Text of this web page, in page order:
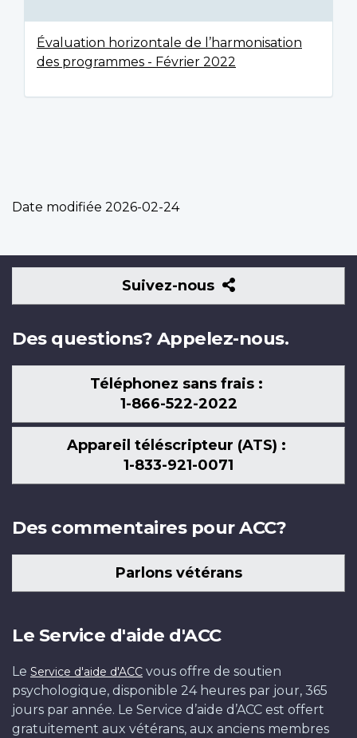
Évaluation horizontale de l’harmonisation
des programmes - Février 2022
Date modifiée 2026-02-24
Suivez-nous
Suivez-
nous
Des questions? Appelez-nous.
Téléphonez sans frais :
1-866-522-2022
Appareil téléscripteur (ATS) :
1-833-921-0071
Des commentaires pour ACC?
Parlons vétérans
Le Service d'aide d'ACC
Le Service d'aide d'ACC vous offre de soutien
psychologique, disponible 24 heures par jour, 365
jours par année. Le Service d’aide d’ACC est offert
gratuitement aux vétérans, aux anciens membres